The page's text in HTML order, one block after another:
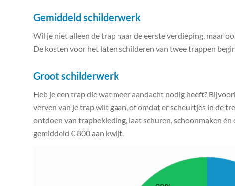
Gemiddeld schilderwerk
Wil je niet alleen de trap naar de eerste verdieping, maar
De kosten voor het laten schilderen van twee trappen
Groot schilderwerk
Heb je een trap die wat meer aandacht nodig heeft?
verven van je trap wilt gaan, of omdat er scheurtjes in de
ontdoen van trapbekleding, laat schuren, schoonmaken én
gemiddeld € 800 aan kwijt.